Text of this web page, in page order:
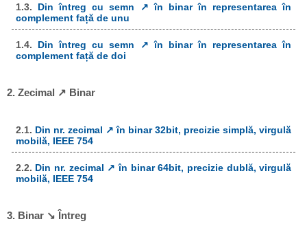
1.3. Din întreg cu semn ↗ în binar în representarea în
complement față de unu
1.4. Din întreg cu semn ↗ în binar în representarea în
complement față de doi
2. Zecimal ↗ Binar
2.1. Din nr. zecimal ↗ în binar 32bit, precizie simplă, virgulă
mobilă, IEEE 754
2.2. Din nr. zecimal ↗ în binar 64bit, precizie dublă, virgulă
mobilă, IEEE 754
3. Binar ↘ Întreg